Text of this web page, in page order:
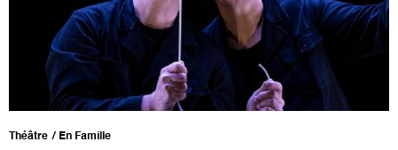
Théâtre En Famille